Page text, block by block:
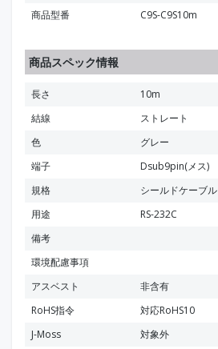
商品型番
C9S-C9S10m
商品スペック情報
長さ
10m
結線
ストレート
色
グレー
端子
Dsub9pin(メス)
規格
シールドケーブル
用途
RS-232C
備考
環境配慮事項
アスベスト
非含有
RoHS指令
対応RoHS10
J-Moss
対象外